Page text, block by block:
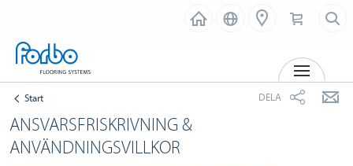
Start DELA
ANSVARSFRISKRIVNING &
ANVÄNDNINGSVILLKOR